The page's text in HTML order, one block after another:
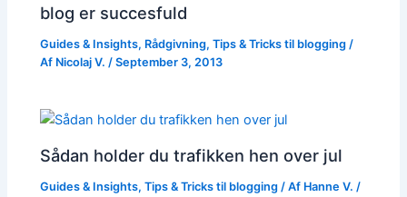
blog er succesfuld
Guides & Insights, Rådgivning,Tips & Tricks til blogging /
Af Nicolaj V./September 3, 2013
Sådan holder du trafikken hen over jul
Guides & Insights,Tips & Tricks til blogging / Af Hanne V./